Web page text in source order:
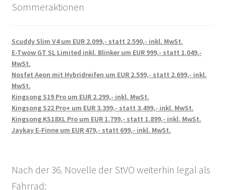
Sommeraktionen
Scuddy Slim V4 um EUR 2.099,- statt 2.590,- inkl. MwSt.
E-Twow GT SL Limited inkl. Blinker um EUR 999,- statt 1.049,-
MwSt.
Nosfet Aeon mit Hybridreifen um EUR 2.599,- statt 2.699,- inkl.
MwSt.
Kingsong S19 Pro um EUR 2.299,- inkl. MwSt.
Kingsong S22 Pro+ um EUR 3.399,- statt 3.499,- inkl. MwSt.
Kingsong KS18XL Pro um EUR 1.799,- statt 1.899,- inkl. MwSt.
Jaykay E-Finne um EUR 479,- statt 699,- inkl. MwSt.
Nach der 36. Novelle der StVO weiterhin legal als
Fahrrad: